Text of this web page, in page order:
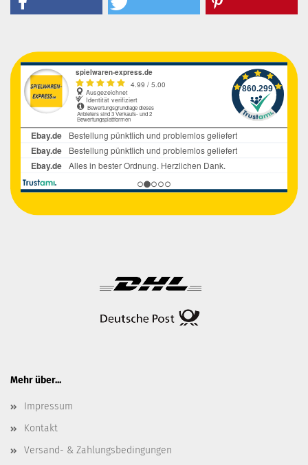
Mehr über...
Impressum
Kontakt
Versand- & Zahlungsbedingungen